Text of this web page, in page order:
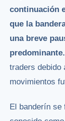
continuación
que la
una breve
predominante.
traders debido
movimientos
El banderín